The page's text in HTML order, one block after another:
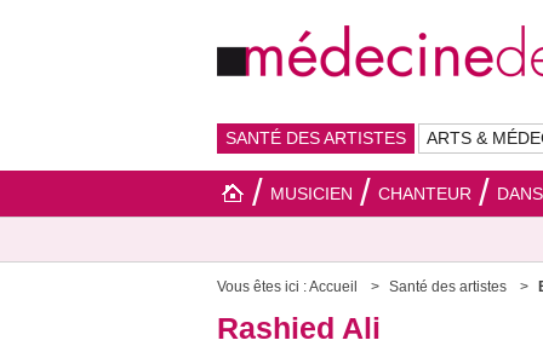
SANTÉ DES ARTISTES ARTS &
MUSICIEN CHANTEUR
Vous êtes ici :Accueil Santé des artistes
Rashied Ali